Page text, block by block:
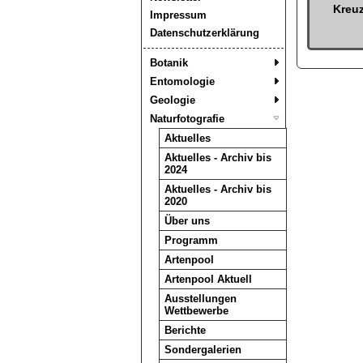
Impressum
Datenschutzerklärung
Botanik
Entomologie
Geologie
Naturfotografie
Aktuelles
Aktuelles - Archiv bis
2024
Aktuelles - Archiv bis
2020
Über uns
Programm
Artenpool
Artenpool Aktuell
Ausstellungen
Wettbewerbe
Berichte
Sondergalerien